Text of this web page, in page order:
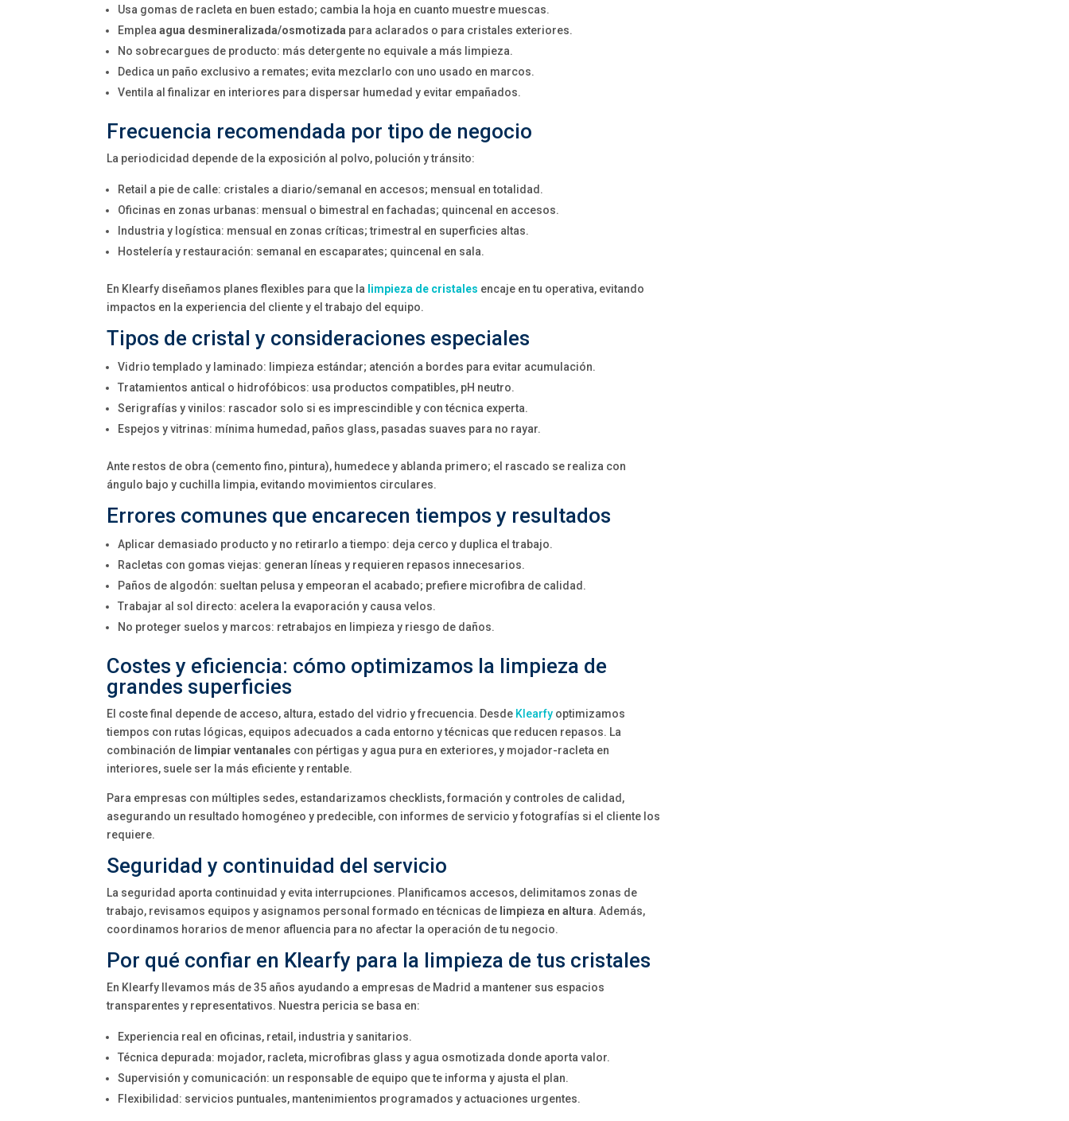
Usa gomas de racleta en buen estado; cambia la hoja en cuanto muestre muescas.
Empleaagua desmineralizada/osmotizada para aclarados o para cristales exteriores.
No sobrecargues de producto: más detergente no equivale a más limpieza.
Dedica un paño exclusivo a remates; evita mezclarlo con uno usado en marcos.
Ventila al finalizar en interiores para dispersar humedad y evitar empañados.
Frecuencia recomendada por tipo de negocio
La periodicidad depende de la exposición al polvo, polución y tránsito:
Retail a pie de calle: cristales a diario/semanal en accesos; mensual en totalidad.
Oficinas en zonas urbanas: mensual o bimestral en fachadas; quincenal en accesos.
Industria y logística: mensual en zonas críticas; trimestral en superficies altas.
Hostelería y restauración: semanal en escaparates; quincenal en sala.
En Klearfy diseñamos planes flexibles para que la limpieza de cristales encaje en tu operativa, evitando
impactos en la experiencia del cliente y el trabajo del equipo.
Tipos de cristal y consideraciones especiales
Vidrio templado y laminado: limpieza estándar; atención a bordes para evitar acumulación.
Tratamientos antical o hidrofóbicos: usa productos compatibles, pH neutro.
Serigrafías y vinilos: rascador solo si es imprescindible y con técnica experta.
Espejos y vitrinas: mínima humedad, paños glass, pasadas suaves para no rayar.
Ante restos de obra (cemento fino, pintura), humedece y ablanda primero; el rascado se realiza con
ángulo bajo y cuchilla limpia, evitando movimientos circulares.
Errores comunes que encarecen tiempos y resultados
Aplicar demasiado producto y no retirarlo a tiempo: deja cerco y duplica el trabajo.
Racletas con gomas viejas: generan líneas y requieren repasos innecesarios.
Paños de algodón: sueltan pelusa y empeoran el acabado; prefiere microfibra de calidad.
Trabajar al sol directo: acelera la evaporación y causa velos.
No proteger suelos y marcos: retrabajos en limpieza y riesgo de daños.
Costes y eficiencia: cómo optimizamos la limpieza de
grandes superficies
El coste final depende de acceso, altura, estado del vidrio y frecuencia. Desde Klearfy optimizamos
tiempos con rutas lógicas, equipos adecuados a cada entorno y técnicas que reducen repasos. La
combinación de limpiar ventanales con pértigas y agua pura en exteriores, y mojador-racleta en
interiores, suele ser la más eficiente y rentable.
Para empresas con múltiples sedes, estandarizamos checklists, formación y controles de calidad,
asegurando un resultado homogéneo y predecible, con informes de servicio y fotografías si el cliente los
requiere.
Seguridad y continuidad del servicio
La seguridad aporta continuidad y evita interrupciones. Planificamos accesos, delimitamos zonas de
trabajo, revisamos equipos y asignamos personal formado en técnicas de limpieza en altura. Además,
coordinamos horarios de menor afluencia para no afectar la operación de tu negocio.
Por qué confiar en Klearfy para la limpieza de tus cristales
En Klearfy llevamos más de 35 años ayudando a empresas de Madrid a mantener sus espacios
transparentes y representativos. Nuestra pericia se basa en:
Experiencia real en oficinas, retail, industria y sanitarios.
Técnica depurada: mojador, racleta, microfibras glass y agua osmotizada donde aporta valor.
Supervisión y comunicación: un responsable de equipo que te informa y ajusta el plan.
Flexibilidad: servicios puntuales, mantenimientos programados y actuaciones urgentes.